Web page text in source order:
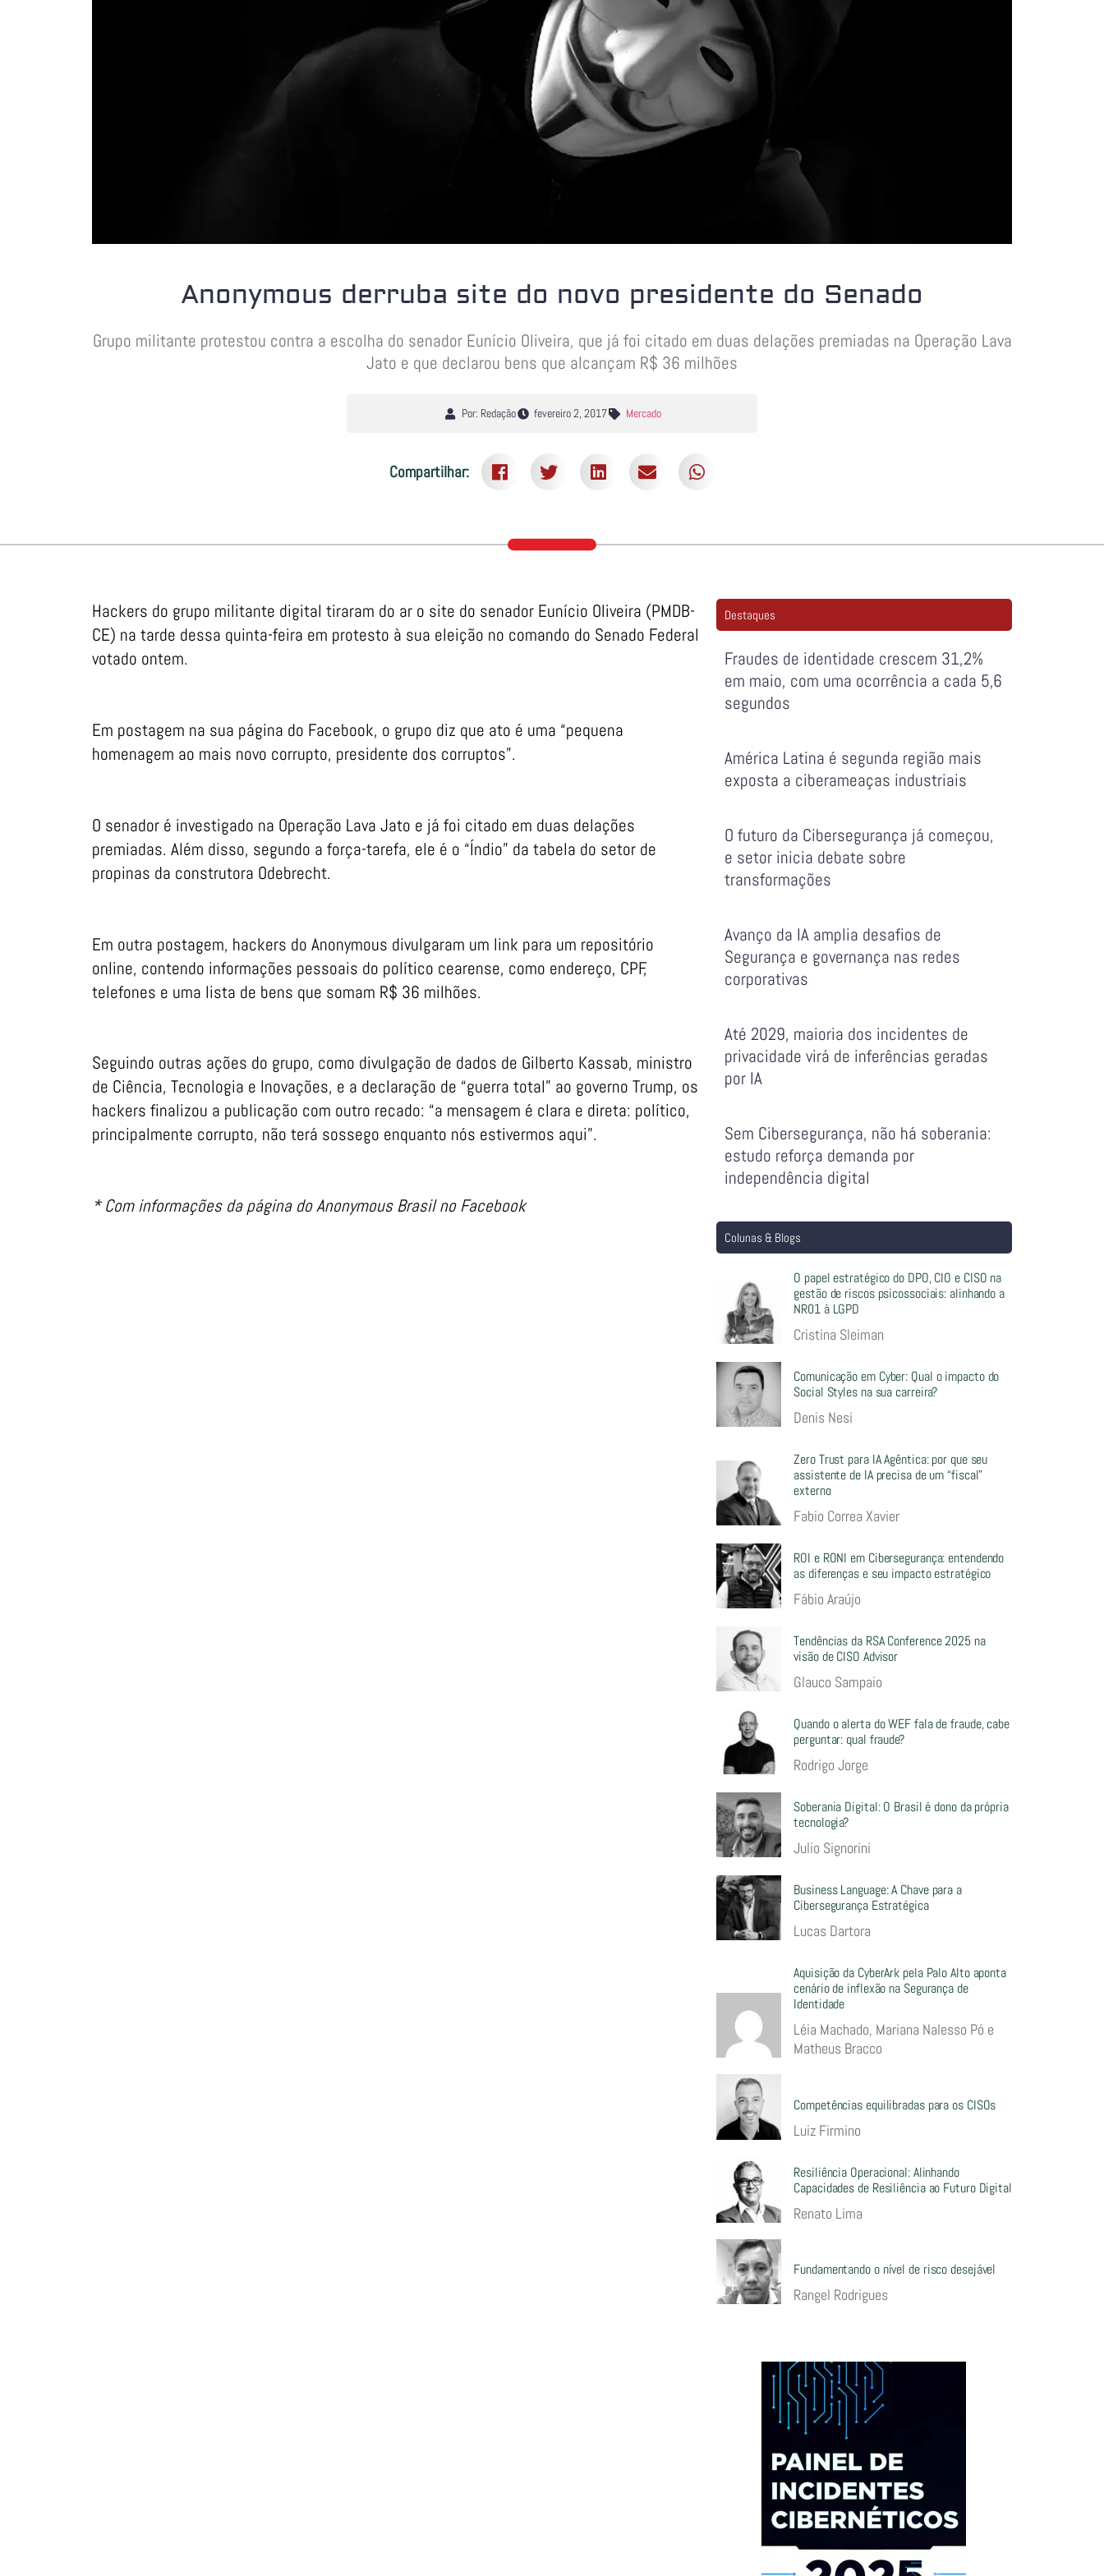
Anonymous derruba site do novo presidente do Senado
Grupo militante protestou contra a escolha do senador Eunício Oliveira, que já foi citado em duas delações premiadas na Operação Lava
Jato e que declarou bens que alcançam R$ 36 milhões
Por: Redação fevereiro 2, 2017 Mercado
Compartilhar:
Hackers do grupo militante digital tiraram do ar o site do senador Eunício Oliveira (PMDB-
CE) na tarde dessa quinta-feira em protesto à sua eleição no comando do Senado Federal
votado ontem.
Em postagem na sua página do Facebook, o grupo diz que ato é uma “pequena
homenagem ao mais novo corrupto, presidente dos corruptos”.
O senador é investigado na Operação Lava Jato e já foi citado em duas delações
premiadas. Além disso, segundo a força-tarefa, ele é o “Índio” da tabela do setor de
propinas da construtora Odebrecht.
Em outra postagem, hackers do Anonymous divulgaram um link para um repositório
online, contendo informações pessoais do político cearense, como endereço, CPF,
telefones e uma lista de bens que somam R$ 36 milhões.
Seguindo outras ações do grupo, como divulgação de dados de Gilberto Kassab, ministro
de Ciência, Tecnologia e Inovações, e a declaração de “guerra total” ao governo Trump, os
hackers finalizou a publicação com outro recado: “a mensagem é clara e direta: político,
principalmente corrupto, não terá sossego enquanto nós estivermos aqui”.
* Com informações da página do Anonymous Brasil no Facebook
Destaques
Fraudes de identidade crescem 31,2%
em maio, com uma ocorrência a cada 5,6
segundos
América Latina é segunda região mais
exposta a ciberameaças industriais
O futuro da Cibersegurança já começou,
e setor inicia debate sobre
transformações
Avanço da IA amplia desafios de
Segurança e governança nas redes
corporativas
Até 2029, maioria dos incidentes de
privacidade virá de inferências geradas
por IA
Sem Cibersegurança, não há soberania:
estudo reforça demanda por
independência digital
Colunas & Blogs
O papel estratégico do DPO, CIO e CISO na
gestão de riscos psicossociais: alinhando a
NR01 à LGPD
Cristina Sleiman
Comunicação em Cyber: Qual o impacto do
Social Styles na sua carreira?
Denis Nesi
Zero Trust para IA Agêntica: por que seu
assistente de IA precisa de um “fiscal”
externo
Fabio Correa Xavier
ROI e RONI em Cibersegurança: entendendo
as diferenças e seu impacto estratégico
Fábio Araújo
Tendências da RSA Conference 2025 na
visão de CISO Advisor
Glauco Sampaio
Quando o alerta do WEF fala de fraude, cabe
perguntar: qual fraude?
Rodrigo Jorge
Soberania Digital: O Brasil é dono da própria
tecnologia?
Julio Signorini
Business Language: A Chave para a
Cibersegurança Estratégica
Lucas Dartora
Aquisição da CyberArk pela Palo Alto aponta
cenário de inflexão na Segurança de
Identidade
Léia Machado, Mariana Nalesso Pó e
Matheus Bracco
Competências equilibradas para os CISOs
Luiz Firmino
Resiliência Operacional: Alinhando
Capacidades de Resiliência ao Futuro Digital
Renato Lima
Fundamentando o nível de risco desejável
Rangel Rodrigues